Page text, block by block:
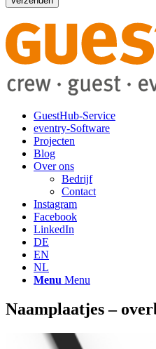
GuestHub-Service
eventry-Software
Projecten
Blog
Over ons
Bedrijf
Contact
Instagram
Facebook
LinkedIn
DE
EN
NL
Menu Menu
Naamplaatjes –